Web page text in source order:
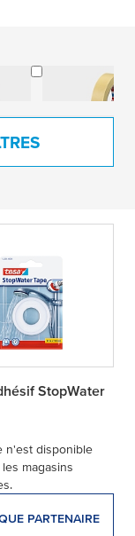
Rubans
StopWater
n'est disponible
magasins
PARTENAIRE